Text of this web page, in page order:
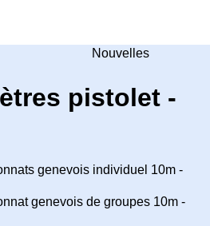
Nouvelles
pistolet -
genevois individuel 10m -
genevois de groupes 10m -